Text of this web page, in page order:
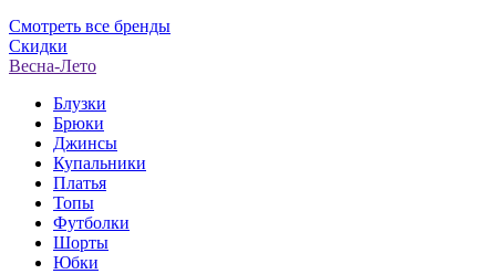
Смотреть все бренды
Скидки
Весна-Лето
Блузки
Брюки
Джинсы
Купальники
Платья
Топы
Футболки
Шорты
Юбки